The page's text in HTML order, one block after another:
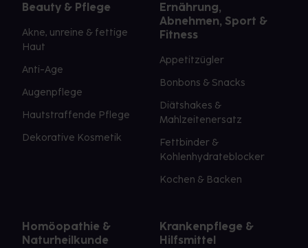
Beauty & Pflege
Akne, unreine & fettige
Haut
Anti-Age
Augenpflege
Hautstraffende Pflege
Dekorative Kosmetik
Ernährung,
Abnehmen, Sport &
Fitness
Appetitzügler
Bonbons & Snacks
Diätshakes &
Mahlzeitenersatz
Fettbinder &
Kohlenhydrateblocker
Kochen & Backen
Homöopathie &
Naturheilkunde
Krankenpflege &
Hilfsmittel